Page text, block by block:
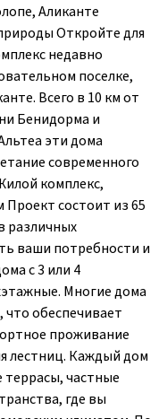
Аликанте
Откройте для
недавно
поселке,
Всего в 10 км от
Бенидорма и
эти дома
современного
комплекс,
состоит из 65
различных
ваши потребности и
с 3 или 4
Многие дома
обеспечивает
проживание
лестниц. Каждый дом
частные
где вы